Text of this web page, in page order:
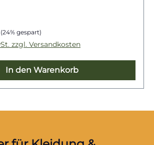
– die vielseitig
sorgt garantiert für
erstrahlen.
Preis:
(24% gespart)
zzgl. Versandkosten
In den Warenkorb